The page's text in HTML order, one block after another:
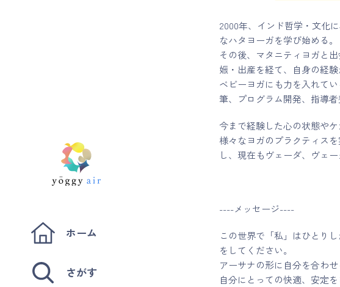
ホーム
さがす
2000年、インド哲学・文化
なハタヨーガを学び始める。
その後、マタニティヨガと
娠・出産を経て、自身の経
ベビーヨガにも力を入れて
筆、プログラム開発、指導者
今まで経験した心の状態や
様々なヨガのプラクティス
し、現在もヴェーダ、ヴェ
----メッセージ----
この世界で「私」はひとり
をしてください。
アーサナの形に自分を合わ
自分にとっての快適、安定